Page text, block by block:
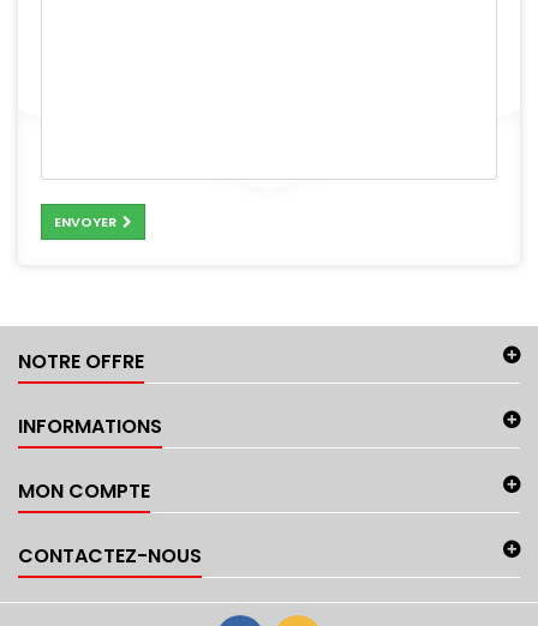
ENVOYER
NOTRE OFFRE
INFORMATIONS
MON COMPTE
CONTACTEZ-NOUS